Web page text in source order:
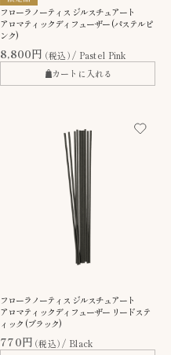
フローラノーティス ジルスチュアート
アロマティックディフューザー (パステルピ
ンク)
8,800円（税込） Pastel Pink
カートに入れる
フローラノーティス ジルスチュアート
アロマティックディフューザー リードステ
ィック (ブラック)
770円（税込） Black